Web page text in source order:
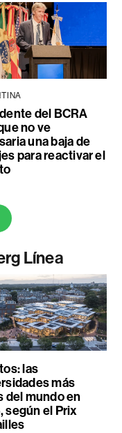
del BCRA
no ve
una baja de
para reactivar el
Línea
las
más
del mundo en
según el Prix